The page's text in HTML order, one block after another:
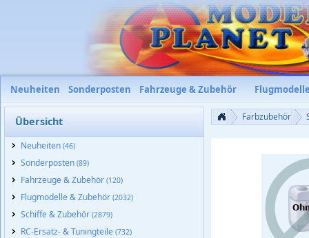
Neuheiten Sonderposten Fahrzeuge & Zubehör
Übersicht
Neuheiten (46)
Sonderposten (89)
Fahrzeuge & Zubehör (120)
Flugmodelle & Zubehör (2032)
Schiffe & Zubehör (2879)
RC-Ersatz- & Tuningteile (732)
Farbzubehör